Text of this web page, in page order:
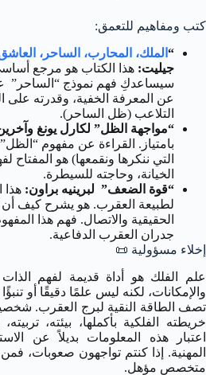
كتب ومفاهيم للتعمق:
“ الملك، المحارب، الساحر،
جيليت: هذا الكتاب هو مرجع
سيساعدكِ فهم نموذج “الساحر”
عن المعرفة الخفية، وقدرته على
التلاعب (ظل الساحر).
“مواجهة الظل” لكارل يونغ
بامتياز. القراءة عن مفهوم
التي ننكرها ونقمعها) هو
الخيانة، وحاجته للسيطرة.
“قوة الضعف” لبرينيه براون: هذا
لطبيعة العقرب. هو يشرح كيف
الحقيقية والاتصال. فهم هذا
جدران العقرب الدفاعية.
إخلاء مسؤولية 📜
علم الفلك هو أداة قديمة لفهم
والإمكانات، لكنه ليس علمًا دقيقًا أو
تصف الطاقة النقية لبرج العقرب.
خريطته الفلكية بأكملها، بيئته،
اعتبار هذه المعلومات بديلاً عن
المهنية. إذا كنتم تواجهون صعوبات،
متخصص مؤهل.